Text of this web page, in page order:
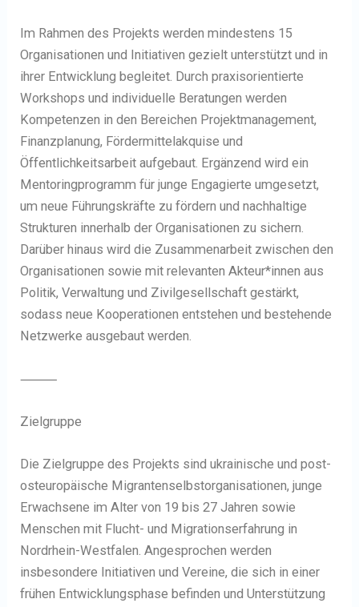
Im Rahmen des Projekts werden mindestens 15
Organisationen und Initiativen gezielt unterstützt und in
ihrer Entwicklung begleitet. Durch praxisorientierte
Workshops und individuelle Beratungen werden
Kompetenzen in den Bereichen Projektmanagement,
Finanzplanung, Fördermittelakquise und
Öffentlichkeitsarbeit aufgebaut. Ergänzend wird ein
Mentoringprogramm für junge Engagierte umgesetzt,
um neue Führungskräfte zu fördern und nachhaltige
Strukturen innerhalb der Organisationen zu sichern.
Darüber hinaus wird die Zusammenarbeit zwischen den
Organisationen sowie mit relevanten Akteur*innen aus
Politik, Verwaltung und Zivilgesellschaft gestärkt,
sodass neue Kooperationen entstehen und bestehende
Netzwerke ausgebaut werden.
⸻
Zielgruppe
Die Zielgruppe des Projekts sind ukrainische und post-
osteuropäische Migrantenselbstorganisationen, junge
Erwachsene im Alter von 19 bis 27 Jahren sowie
Menschen mit Flucht- und Migrationserfahrung in
Nordrhein-Westfalen. Angesprochen werden
insbesondere Initiativen und Vereine, die sich in einer
frühen Entwicklungsphase befinden und Unterstützung